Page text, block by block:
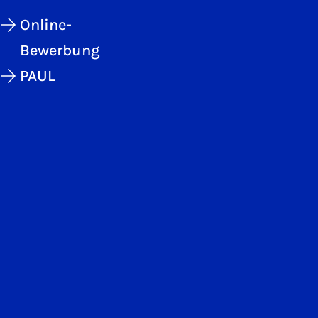
Online-
Bewerbung
PAUL